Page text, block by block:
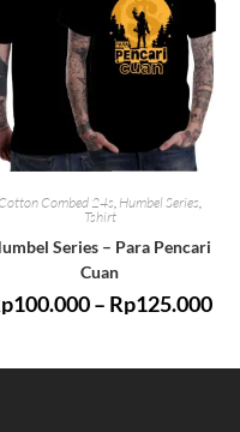
Cotton Combed 24s, Humbel Series,
Tshirt
Series – Para Pencari
Cuan
100.000– Rp125.000